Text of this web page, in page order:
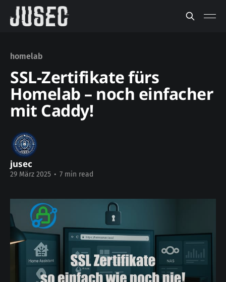
homelab
SSL-Zertifikate fürs
Homelab – noch einfacher
mit Caddy!
jusec
29 März 2025 • 7 min read